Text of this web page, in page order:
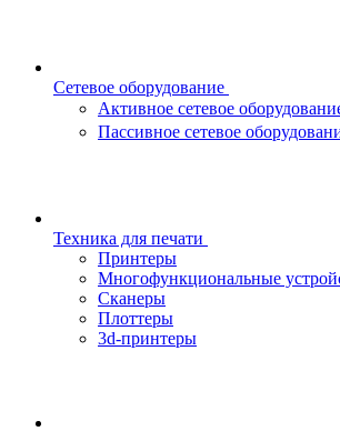
Сетевое оборудование
Активное сетевое
Пассивное сетевое
Техника для печати
Принтеры
Многофункциональные
Сканеры
Плоттеры
3d-принтеры